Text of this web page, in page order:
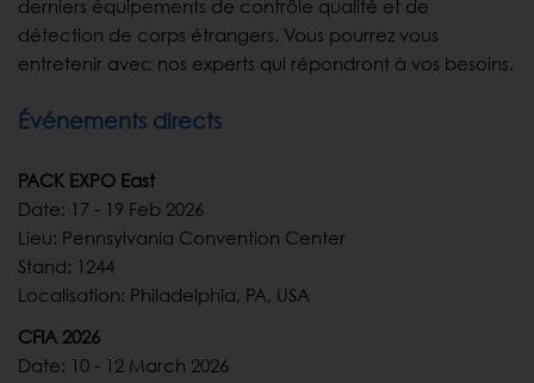
derniers équipements de contrôle qualité et de
détection de corps étrangers. Vous pourrez vous
entretenir avec nos experts qui répondront à vos besoins.
Événements directs
PACK EXPO East
Date: 17 - 19 Feb 2026
Lieu: Pennsylvania Convention Center
Stand: 1244
Localisation: Philadelphia, PA, USA
CFIA 2026
Date: 10 - 12 March 2026